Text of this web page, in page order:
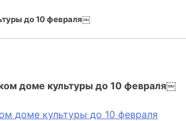
до 10 февраля￼
доме культуры до 10 февраля￼
доме культуры до 10 февраля